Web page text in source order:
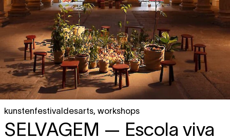
kunstenfestivaldesarts, workshops
SELVAGEM — Escola viva